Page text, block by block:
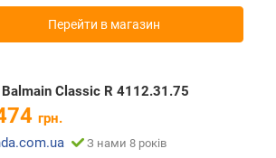
Перейти в магазин
Classic R 4112.31.75
грн.
З нами 8 років